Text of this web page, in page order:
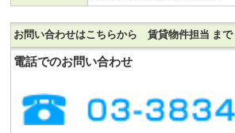
お問い合わせはこちらから 賃貸物件担当 まで
電話でのお問い合わせ